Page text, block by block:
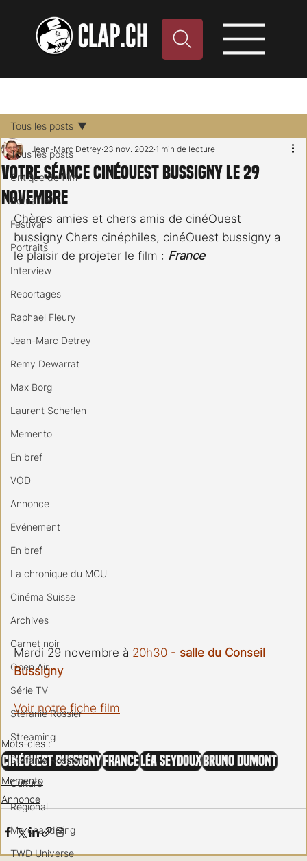
Tous les posts
Critique de film
Actualité
Festival
Portraits
Interview
Reportages
Raphael Fleury
Jean-Marc Detrey
Remy Dewarrat
Max Borg
Laurent Scherlen
Memento
En bref
VOD
Annonce
Evénement
En bref
La chronique du MCU
Cinéma Suisse
Archives
Carnet noir
Open Air
Série TV
Stéfanie Rossier
Streaming
Stefanie Rossier
Culture
Régional
Merchandising
TWD Universe
Tous les posts
Votre séance cinéOuest Bussigny le 29
novembre
Jean-Marc Detrey 23 nov. 2022 1 min de lecture
Chères amies et chers amis de cinéOuest
bussigny Chers cinéphiles, cinéOuest bussigny a
le plaisir de projeter le film : France
Mardi 29 novembre à 20h30 - salle du Conseil
Bussigny
Voir notre fiche film
Mots-clés :
CinéOuest Bussigny France Léa Seydoux Bruno Dumont
Memento
Annonce